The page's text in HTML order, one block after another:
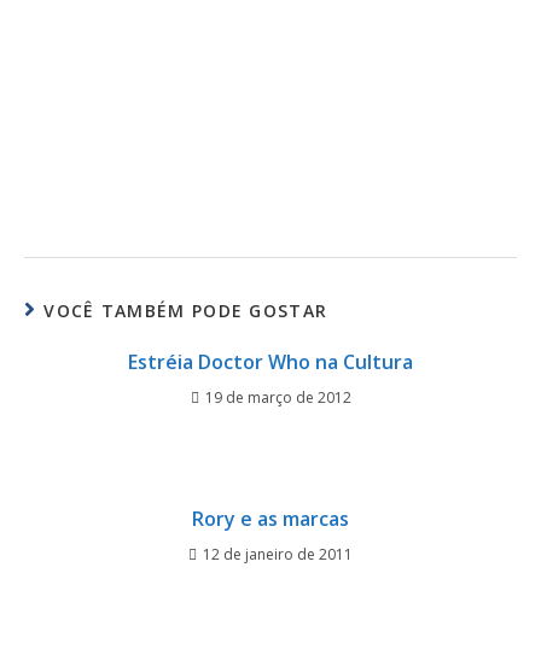
VOCÊ TAMBÉM PODE GOSTAR
Estréia Doctor Who na Cultura
19 de março de 2012
Rory e as marcas
12 de janeiro de 2011